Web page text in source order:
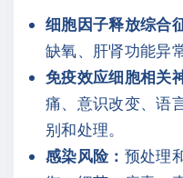
细胞因子释放综合
缺氧、肝肾功能异
免疫效应细胞相关
痛、意识改变、语
别和处理。
感染风险： 预处理